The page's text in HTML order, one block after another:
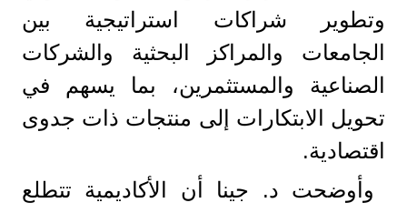
وتطوير شراكات استراتيجية بين
الجامعات والمراكز البحثية والشركات
الصناعية والمستثمرين، بما يسهم في
تحويل الابتكارات إلى منتجات ذات جدوى
اقتصادية.
وأوضحت د. جينا أن الأكاديمية تتطلع